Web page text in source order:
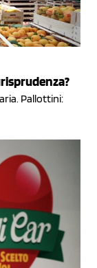
Pallottini: